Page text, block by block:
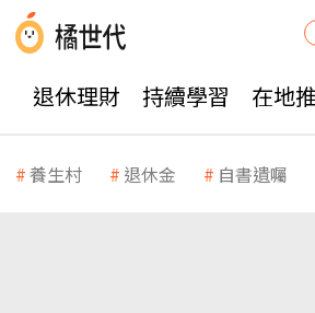
退休理財 持續學習 在地
養生村 退休金 自書遺囑